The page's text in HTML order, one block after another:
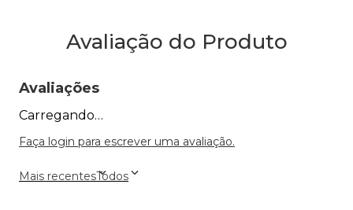
Avaliação do Produto
Avaliações
Carregando…
Faça login para escrever uma avaliação.
Mais recentesTodos